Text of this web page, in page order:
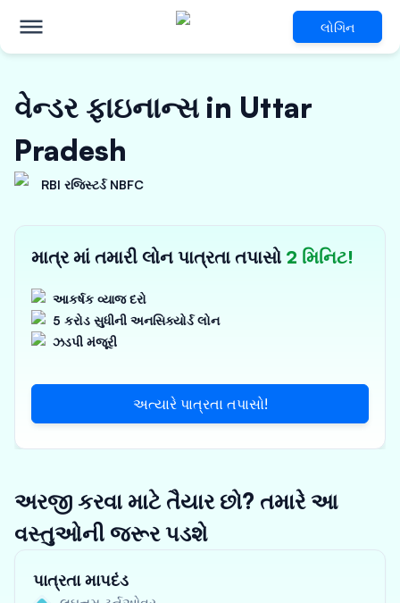
લોગિન
વેન્ડર ફાઇનાન્સ in Uttar
Pradesh
RBI રજિસ્ટર્ડ NBFC
માત્ર માં તમારી લોન પાત્રતા તપાસો 2 મિનિટ!
આકર્ષક વ્યાજ દરો
5 કરોડ સુધીની અનસિક્યોર્ડ લોન
ઝડપી મંજૂરી
અત્યારે પાત્રતા તપાસો!
અરજી કરવા માટે તૈયાર છો? તમારે આ
વસ્તુઓની જરૂર પડશે
પાત્રતા માપદંડ